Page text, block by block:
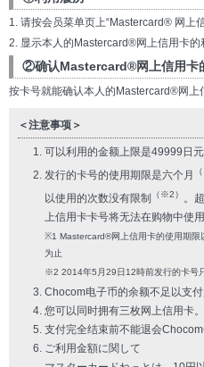
1. 请按会员菜单页上“Mastercard® 网上
2. 显示本人的Mastercard®网上信用卡的
②确认Mastercard®网上信用卡
按卡号就能确认本人的Mastercard®网上
＜注意事项＞
可以利用的金额上限是49999日元
发行的卡号的使用期限是六个月
以使用的次数没有限制
（※2） 。
上信用卡卡号将无法在购物中使用
※1 Mastercard®网上信用卡的使用期限
为止
※2 2014年5月29日12時前发行的卡号
Chocom电子币的余额不足以支付
您可以同时拥有三枚网上信用卡。
支付完全结束前不能退会Chocom
ご利用金額に関して